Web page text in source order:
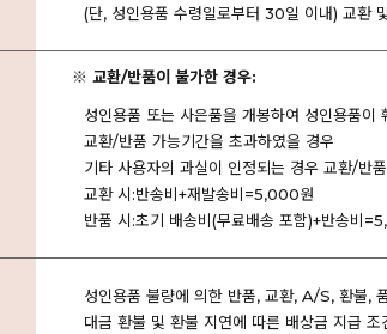
(단, 성인용품 수령일로부터 30일 이내) 교환
※ 교환/반품이 불가한 경우:
성인용품 또는 사은품을 개봉하여 성인용품이
교환/반품 가능기간을 초과하였을 경우
기타 사용자의 과실이 인정되는 경우 교환/반
교환 시:반송비+재발송비=5,000원
반품 시:초기 배송비(무료배송 포함)+반송비
성인용품 불량에 의한 반품, 교환, A/S, 환불,
대금 환불 및 환불 지연에 따른 배상금 지급